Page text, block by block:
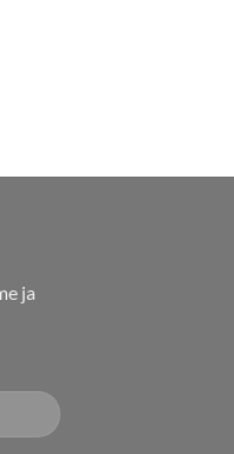
ja